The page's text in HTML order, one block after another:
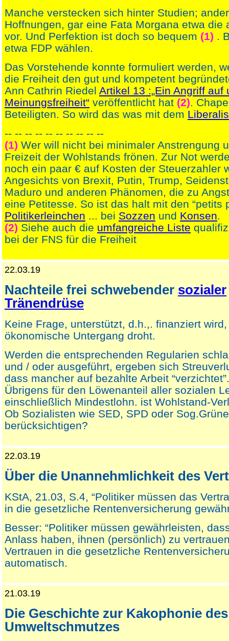
Manche verstecken sich hinter Studien;
Hoffnungen, gar eine Fata Morgana etwa
vor. Und Perfektion ist doch so bequem (1) .
etwa FDP wählen.
Das Vorstehende konnte formuliert werden,
die Freiheit den gut und kompetent
Ann Cathrin Riedel Artikel 13 :„Ein Angriff auf
Meinungsfreiheit“ veröffentlicht hat (2).
Beteiligten. So wird das was mit dem
-- -- -- -- -- -- -- -- -- --
(1) Wer will nicht bei minimaler Anstrengung
Freizeit der Wohlstands frönen. Zur Not
noch ein paar € auf Kosten der Steuerzahler
Angesichts von Brexit, Putin, Trump,
Maduro und anderen Phänomen, die zu
eine Petitesse. So ist das halt mit den “petits
Politikerleinchen ... bei Sozzen und Konsen.
(2) Siehe auch die umfangreiche Liste
bei der FNS für die Freiheit
22.03.19
Nachteile frei schwebender sozialer
Tränendrüse
Keine Frage, unterstützt, d.h.,. finanziert
ökonomische Untergang droht.
Werden die entsprechenden Regularien
und / oder ausgeführt, ergeben sich
dass mancher auf bezahlte Arbeit
Übrigens für den Löwenanteil aller sozialen
einschließlich Mindestlohn. ist Wohlstand-
Ob Sozialisten wie SED, SPD oder
berücksichtigen?
22.03.19
Über die Unannehmlichkeit des
KStA, 21.03, S.4, “Politiker müssen das
in die gesetzliche Rentenversicherung
Besser: “Politiker müssen gewährleisten,
Anlass haben, ihnen (persönlich) zu
Vertrauen in die gesetzliche
automatisch.
21.03.19
Die Geschichte zur Kakophonie des
Umweltschmutzes